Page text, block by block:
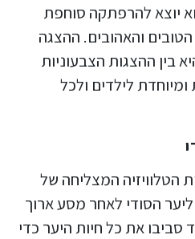
יוצא להרפתקה סוחפת
והאהובים. ההצגה
בין ההצגות הצבעוניות
לילדים ולכל
הטלוויזיה המצליחה של
ליער הסודי לאחר מסע ארוך
את כל חיות היער כדי